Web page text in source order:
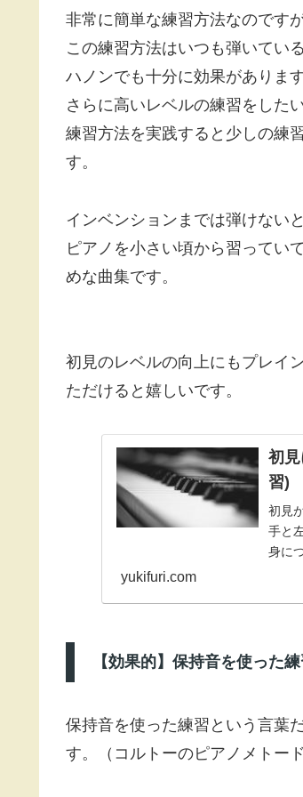
非常に簡単な練習方法なのです
この練習方法はいつも弾いてい
ハノンでも十分に効果があります
さらに高いレベルの練習をした
練習方法を実践すると少しの練
す。
インベンションまでは弾けない
ピアノを小さい頃から習ってい
めな曲集です。
初見のレベルの向上にもプレイ
ただけると嬉しいです。
初
習)
初見
手と
身に
yukifuri.com
【効果的】保持音を使った
保持音を使った練習という言葉
す。（コルトーのピアノメトー